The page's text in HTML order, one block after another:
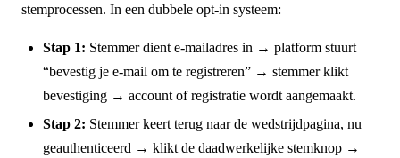
stemprocessen. In een dubbele opt-in systeem:
Stap 1: Stemmer dient e-mailadres in → platform stuurt
“bevestig je e-mail om te registreren” → stemmer klikt
bevestiging → account of registratie wordt aangemaakt.
Stap 2: Stemmer keert terug naar de wedstrijdpagina, nu
geauthenticeerd → klikt de daadwerkelijke stemknop →